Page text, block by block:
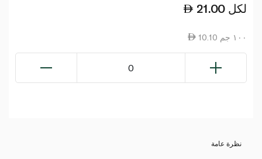
21.00 لكل
10.10 ١٠٠ جم
0
نظرة عامة